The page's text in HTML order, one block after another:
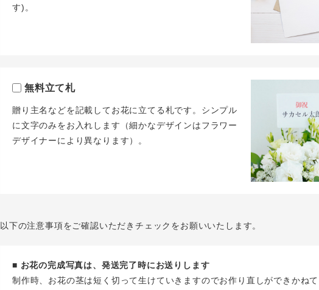
す)。
無料立て札
贈り主名などを記載してお花に立てる札です。シンプル
に文字のみをお入れします（細かなデザインはフラワー
デザイナーにより異なります）。
以下の注意事項をご確認いただきチェックをお願いいたします。
■ お花の完成写真は、発送完了時にお送りします
制作時、お花の茎は短く切って生けていきますのでお作り直しができかね